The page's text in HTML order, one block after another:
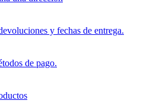
y fechas de entrega.
de pago.